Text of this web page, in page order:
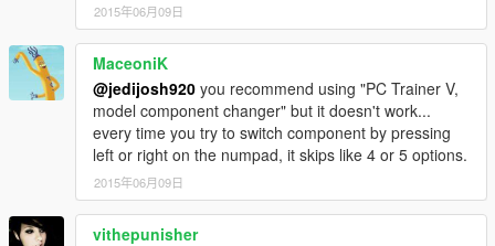
2015年06月09日
MaceoniK
@jedijosh920 you recommend using "PC Trainer V,
model component changer" but it doesn't work...
every time you try to switch component by pressing
left or right on the numpad, it skips like 4 or 5 options.
2015年06月09日
vithepunisher